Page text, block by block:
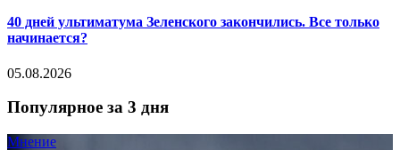
40 дней ультиматума Зеленского закончились. Все только
начинается?
05.08.2026
Популярное за 3 дня
Мнение